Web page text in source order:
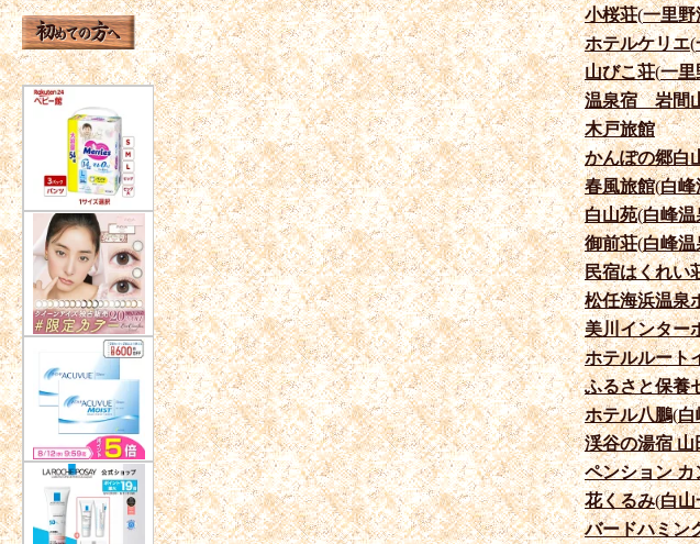
小桜荘(一里野
ホテルケリエ(
山びこ荘(一里
温泉宿 岩間
木戸旅館
かんぽの郷白
春風旅館(白峰
白山苑(白峰温
御前荘(白峰温
民宿はくれい
松任海浜温泉
美川インター
ホテルルート
ふるさと保養
ホテル八鵬(白
渓谷の湯宿 山
ペンション
花くるみ(白山
バードハミン